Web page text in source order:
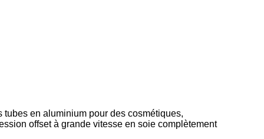
en aluminium pour des cosmétiques,
offset à grande vitesse en soie complètement